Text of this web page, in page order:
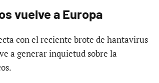
vuelve a Europa
con el reciente brote de hantavirus
a generar inquietud sobre la